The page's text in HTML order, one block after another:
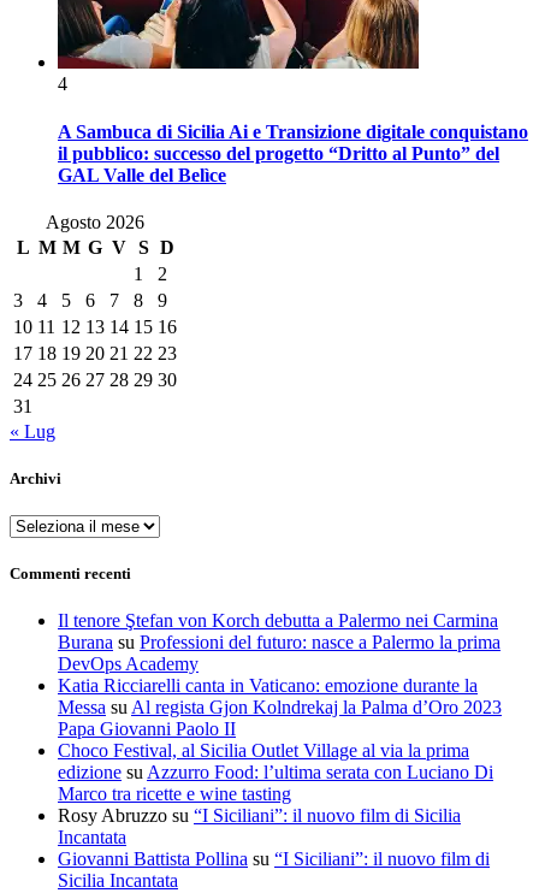
4
A Sambuca di Sicilia Ai e Transizione digitale conquistano
il pubblico: successo del progetto “Dritto al Punto” del
GAL Valle del Belìce
Agosto 2026
L M M G V S D
1
2
3
4 5 6 7 8
9
10 11 12 13 14 15 16
17 18 19 20 21 22 23
24 25 26 27 28 29 30
31
« Lug
Archivi
Archivi
Commenti recenti
Il tenore Ştefan von Korch debutta a Palermo nei Carmina
Burana su Professioni del futuro: nasce a Palermo la prima
DevOps Academy
Katia Ricciarelli canta in Vaticano: emozione durante la
Messa suAl regista Gjon Kolndrekaj la Palma d’Oro 2023
Papa Giovanni Paolo II
Choco Festival, al Sicilia Outlet Village al via la prima
edizione suAzzurro Food: l’ultima serata con Luciano Di
Marco tra ricette e wine tasting
Rosy Abruzzo su “I Siciliani”: il nuovo film di Sicilia
Incantata
Giovanni Battista Pollina su “I Siciliani”: il nuovo film di
Sicilia Incantata